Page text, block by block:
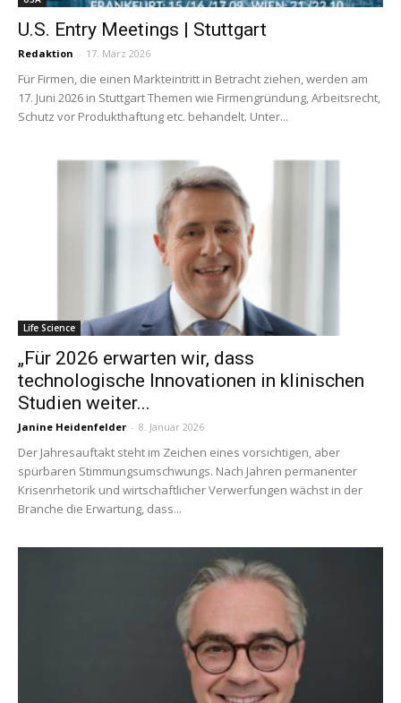
U.S. Entry Meetings | Stuttgart
Redaktion - 17. März 2026
Für Firmen, die einen Markteintritt in Betracht ziehen, werden am
17. Juni 2026 in Stuttgart Themen wie Firmengründung, Arbeitsrecht,
Schutz vor Produkthaftung etc. behandelt. Unter...
Life Science
„Für 2026 erwarten wir, dass
technologische Innovationen in klinischen
Studien weiter...
Janine Heidenfelder - 8. Januar 2026
Der Jahresauftakt steht im Zeichen eines vorsichtigen, aber
spürbaren Stimmungsumschwungs. Nach Jahren permanenter
Krisenrhetorik und wirtschaftlicher Verwerfungen wächst in der
Branche die Erwartung, dass...